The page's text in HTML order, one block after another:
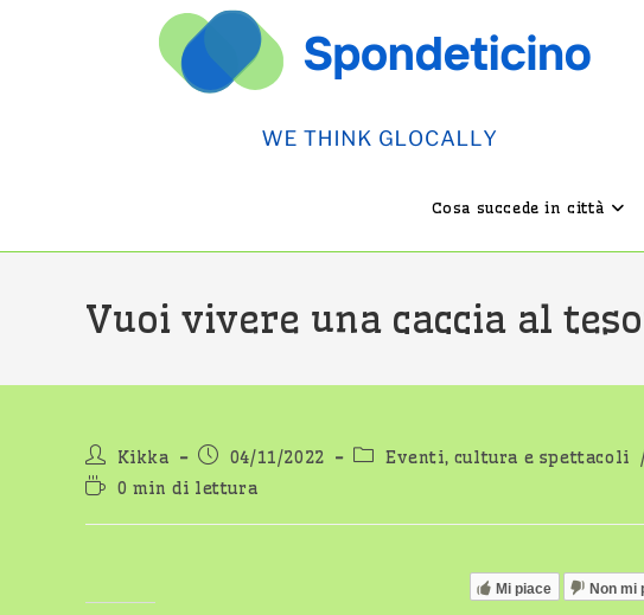
Cosa succede in città
Vuoi vivere una caccia al
Autore
dell'articolo:
Kikka
Articolo
pubblicato:
04/11/2022
Categoria
Eventi, cultura e spettacoli
Tempo
lettura:
0 min di lettura
Mi piace Non mi